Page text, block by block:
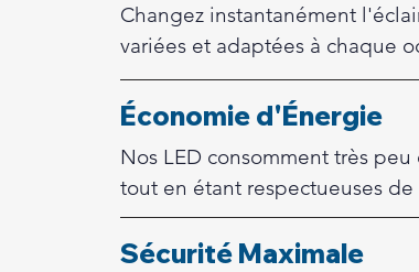
Changez instantanément
variées et adaptées à chaque
Économie d'Énergie
Nos LED consomment très
tout en étant respectueuses
Sécurité Maximale